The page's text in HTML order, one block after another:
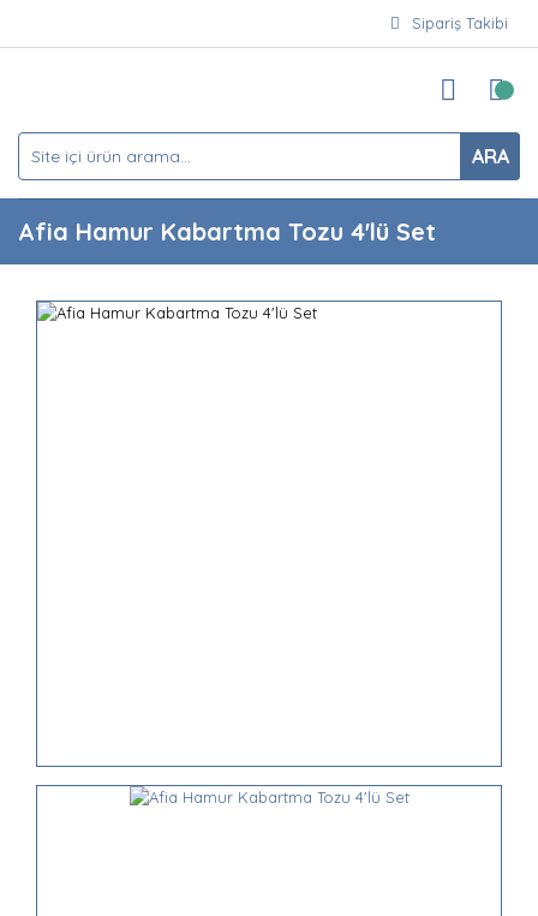
Sipariş Takibi
ARA
Afia Hamur Kabartma Tozu 4'lü Set